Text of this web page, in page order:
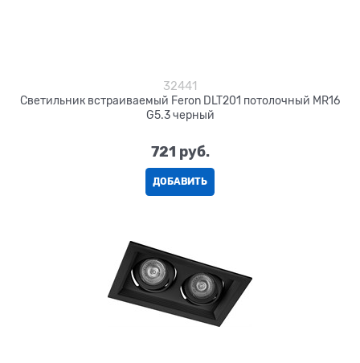
32441
Светильник встраиваемый Feron DLT201 потолочный MR16
G5.3 черный
721 руб.
ДОБАВИТЬ